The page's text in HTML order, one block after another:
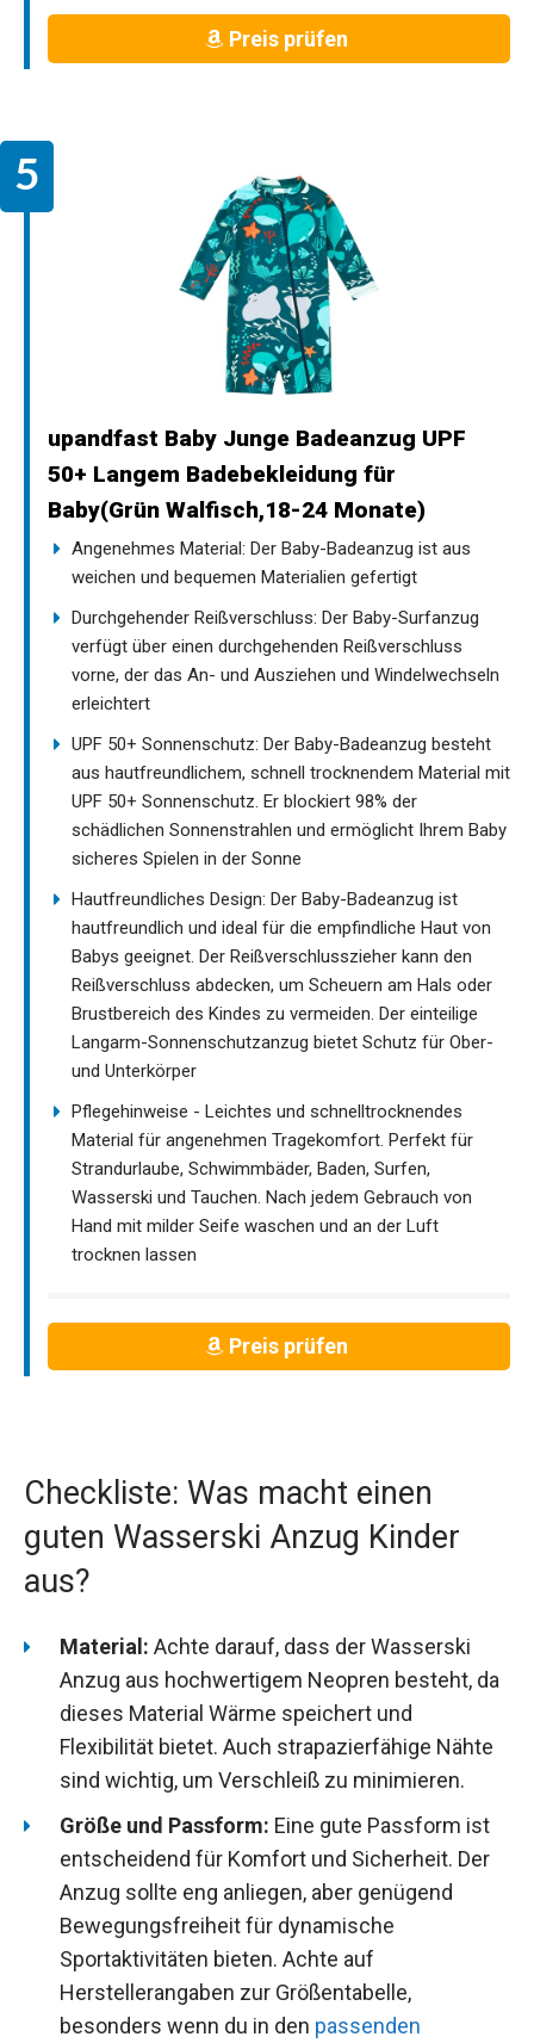
Preis prüfen
upandfast Baby Junge Badeanzug UPF
50+ Langem Badebekleidung für
Baby(Grün Walfisch,18-24 Monate)
Angenehmes Material: Der Baby-Badeanzug ist aus
weichen und bequemen Materialien gefertigt
Durchgehender Reißverschluss: Der Baby-Surfanzug
verfügt über einen durchgehenden Reißverschluss
vorne, der das An- und Ausziehen und Windelwechseln
erleichtert
UPF 50+ Sonnenschutz: Der Baby-Badeanzug besteht
aus hautfreundlichem, schnell trocknendem Material mit
UPF 50+ Sonnenschutz. Er blockiert 98% der
schädlichen Sonnenstrahlen und ermöglicht Ihrem Baby
sicheres Spielen in der Sonne
Hautfreundliches Design: Der Baby-Badeanzug ist
hautfreundlich und ideal für die empfindliche Haut von
Babys geeignet. Der Reißverschlusszieher kann den
Reißverschluss abdecken, um Scheuern am Hals oder
Brustbereich des Kindes zu vermeiden. Der einteilige
Langarm-Sonnenschutzanzug bietet Schutz für Ober-
und Unterkörper
Pflegehinweise - Leichtes und schnelltrocknendes
Material für angenehmen Tragekomfort. Perfekt für
Strandurlaube, Schwimmbäder, Baden, Surfen,
Wasserski und Tauchen. Nach jedem Gebrauch von
Hand mit milder Seife waschen und an der Luft
trocknen lassen
Preis prüfen
Checkliste: Was macht einen
guten Wasserski Anzug Kinder
aus?
Material: Achte darauf, dass der Wasserski
Anzug aus hochwertigem Neopren besteht, da
dieses Material Wärme speichert und
Flexibilität bietet. Auch strapazierfähige Nähte
sind wichtig, um Verschleiß zu minimieren.
Größe und Passform: Eine gute Passform ist
entscheidend für Komfort und Sicherheit. Der
Anzug sollte eng anliegen, aber genügend
Bewegungsfreiheit für dynamische
Sportaktivitäten bieten. Achte auf
Herstellerangaben zur Größentabelle,
besonders wenn du in den passenden